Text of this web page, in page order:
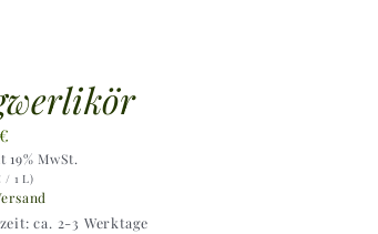
€
19% MwSt.
/ 1 L)
ca. 2-3 Werktage